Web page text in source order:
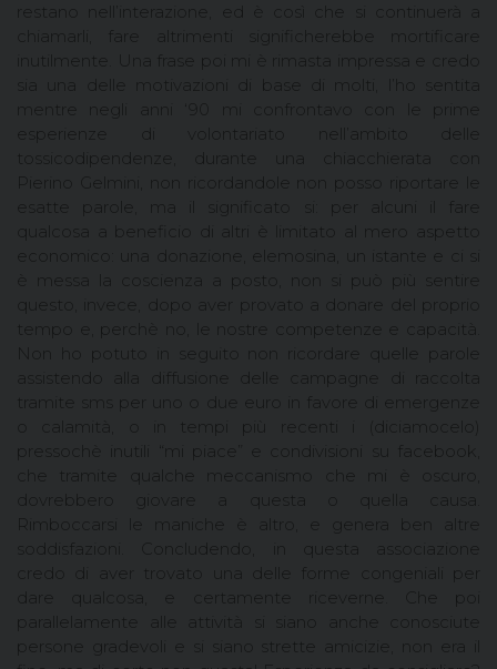
restano nell’interazione, ed è così che si continuerà a
chiamarli, fare altrimenti significherebbe mortificare
inutilmente. Una frase poi mi è rimasta impressa e credo
sia una delle motivazioni di base di molti, l’ho sentita
mentre negli anni ‘90 mi confrontavo con le prime
esperienze di volontariato nell’ambito delle
tossicodipendenze, durante una chiacchierata con
Pierino Gelmini, non ricordandole non posso riportare le
esatte parole, ma il significato si: per alcuni il fare
qualcosa a beneficio di altri è limitato al mero aspetto
economico: una donazione, elemosina, un istante e ci si
è messa la coscienza a posto, non si può più sentire
questo, invece, dopo aver provato a donare del proprio
tempo e, perchè no, le nostre competenze e capacità.
Non ho potuto in seguito non ricordare quelle parole
assistendo alla diffusione delle campagne di raccolta
tramite sms per uno o due euro in favore di emergenze
o calamità, o in tempi più recenti i (diciamocelo)
pressochè inutili “mi piace” e condivisioni su facebook,
che tramite qualche meccanismo che mi è oscuro,
dovrebbero giovare a questa o quella causa.
Rimboccarsi le maniche è altro, e genera ben altre
soddisfazioni. Concludendo, in questa associazione
credo di aver trovato una delle forme congeniali per
dare qualcosa, e certamente riceverne. Che poi
parallelamente alle attività si siano anche conosciute
persone gradevoli e si siano strette amicizie, non era il